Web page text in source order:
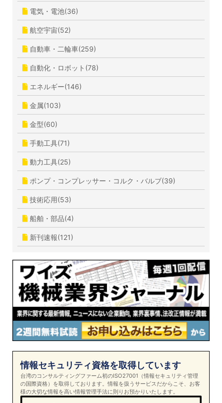
電気・電池(36)
航空宇宙(52)
自動車・二輪車(259)
自動化・ロボット(78)
エネルギー(146)
金属(103)
金型(60)
手動工具(71)
動力工具(25)
ポンプ・コンプレッサー・コルク・バルブ(39)
技術応用(53)
船舶・部品(4)
新刊速報(121)
情報セキュリティ資格を取得しています
台湾のコンサルティングファーム初のISO27001（情報セキュリティ管理
の国際資格）を取得しております。情報を扱うサービスだからこそ、お客
様の大切な情報を高い情報管理手法に則りお預かりいたします。